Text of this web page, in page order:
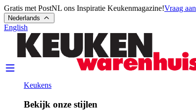
Gratis met PostNL ons Inspiratie Keukenmagazine!Vraag aan
Nederlands
English
Keukens
Bekijk onze stijlen